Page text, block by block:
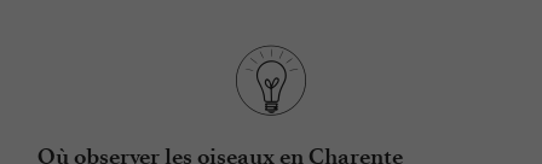
Où observer les oiseaux en Charente